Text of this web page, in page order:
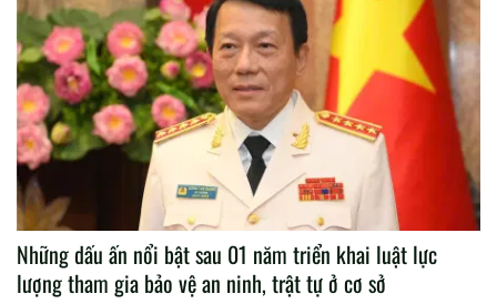
ngừng nỗ lực phấn đấu, vượt qua mọi khó khăn, thử thách,
hoàn thành xuất sắc mọi nhiệm vụ chính trị được giao,
xứng đáng là “thanh bảo kiếm”, “lá chắn thép” bảo vệ
Đảng, bảo vệ chế độ, bảo vệ Nhân dân.
Những dấu ấn nổi bật sau 01 năm triển khai luật lực
lượng tham gia bảo vệ an ninh, trật tự ở cơ sở